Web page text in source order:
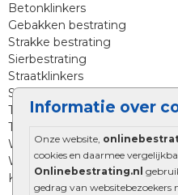
Informatie over
Onze website,
cookies en daarmee
Onlinebestrating.nl
gedrag van websitebezoekers
Betonklinkers
Gebakken bestrating
Strakke bestrating
Sierbestrating
Straatklinkers
Straatstenen
Trommelstenen
Tuinstenen
Waalformaat
Wildverband bestrating
Kingstones